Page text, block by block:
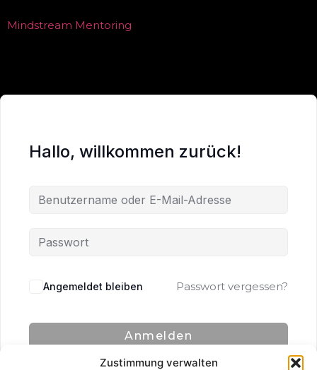
Zustimmung verwalten
Mindstream Mentoring
Hallo, willkommen zurück!
Angemeldet bleiben Passwort vergessen?
Anmelden